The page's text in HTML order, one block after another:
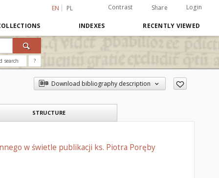
EN PL Contrast Share Login
INDEXES RECENTLY VIEWED
search ?
Download bibliography description
STRUCTURE
w świetle publikacji ks. Piotra Poręby